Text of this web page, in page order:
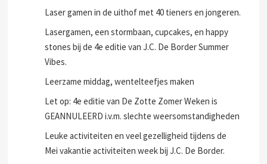
Laser gamen in de uithof met 40 tieners en jongeren.
Lasergamen, een stormbaan, cupcakes, en happy
stones bij de 4e editie van J.C. De Border Summer
Vibes.
Leerzame middag, wentelteefjes maken
Let op: 4e editie van De Zotte Zomer Weken is
GEANNULEERD i.v.m. slechte weersomstandigheden
Leuke activiteiten en veel gezelligheid tijdens de
Mei vakantie activiteiten week bij J.C. De Border.